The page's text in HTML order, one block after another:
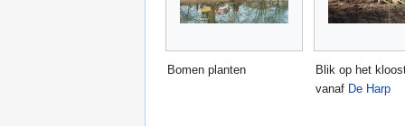
Bomen planten
Blik op het
vanaf De Harp